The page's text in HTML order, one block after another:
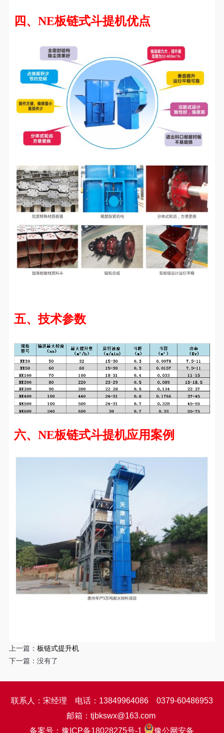
四、NE板链式斗提机优点
五、技术参数
六、NE板链式斗提机应用案例
上一篇： 板链式提升机
下一篇：没有了
联系人：宋经理 电话：13849964086 0379-60486953
邮箱：tjbkswx@163.com
备案号：豫ICP备18028275号-1 豫公网安备